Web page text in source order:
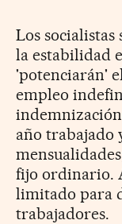
Los
la estabilidad
'potenciarán'
empleo
año trabajado
fijo ordinario.
limitado para
trabajadores.